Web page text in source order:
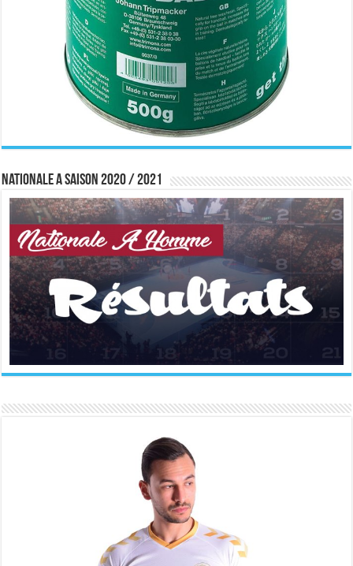
Nationale A saison 2020 / 2021